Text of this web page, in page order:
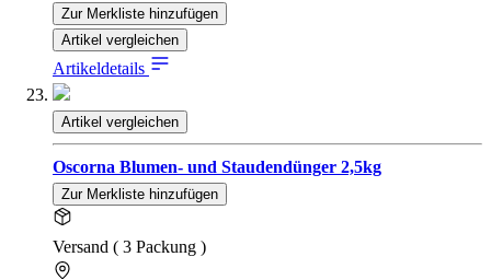
Zur Merkliste hinzufügen
Artikel vergleichen
Artikeldetails
Artikel vergleichen
Oscorna Blumen- und Staudendünger 2,5kg
Zur Merkliste hinzufügen
Versand ( 3 Packung )